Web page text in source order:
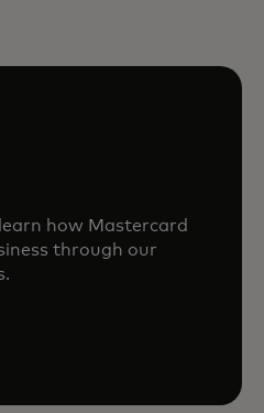
how Mastercard
through our